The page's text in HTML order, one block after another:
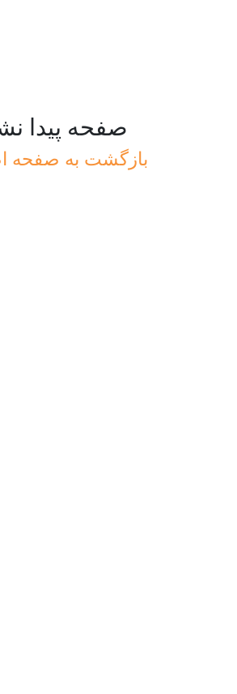
صفحه پیدا
بازگشت به صفحه